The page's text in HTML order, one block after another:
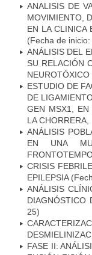
ANALISIS DE
MOVIMIENTO,
EN LA CLINICA
(Fecha de
ANÁLISIS DEL
SU RELACIÓN
NEUROTÓXICO
ESTUDIO DE
DE
GEN MSX1, EN
LA
ANÁLISIS
EN UNA
CRISIS
EPILEPSIA
ANÁLISIS
DIAGNÓSTICO
25)
FASE II: